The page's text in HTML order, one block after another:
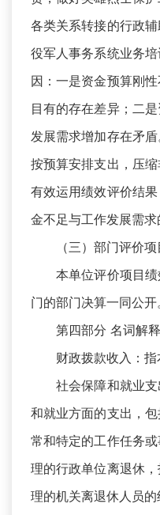
各类关系转接的行政
役军人事务系统业务
因：一是资金预算刚
目有的存在差异；二
发展需求增加存在矛
按预算安排支出，压
有效运用绩效评价结
金不足与工作发展需求
（三）部门评价项
本单位评价项目绩
门的部门决算一同公开
第四部分 名词解释
财政拨款收入：指
社会保障和就业支
和就业方面的支出，
常和特定的工作任务
理的行政单位离退休
理的机关离退休人员的